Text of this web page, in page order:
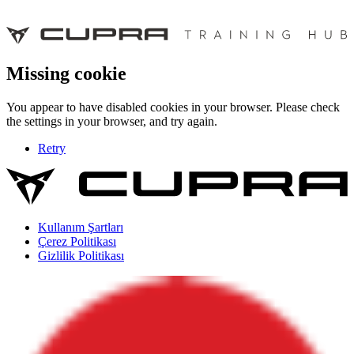
Missing cookie
You appear to have disabled cookies in your browser. Please check
the settings in your browser, and try again.
Retry
Kullanım Şartları
Çerez Politikası
Gizlilik Politikası